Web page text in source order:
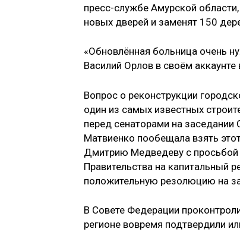
пресс-службе Амурской
новых дверей и заменят 150
«Обновлённая больница очень
Василий Орлов в своём
Вопрос о реконструкции
один из самых известных
перед сенаторами на
Матвиенко пообещала взять
Дмитрию Медведеву с просьбой
Правительства на капитальный
положительную резолюцию на
В Совете Федерации
регионе вовремя подтвердили